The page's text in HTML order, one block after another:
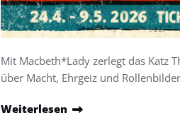
Mit Macbeth*Lady zerlegt das Katz
über Macht, Ehrgeiz und
Weiterlesen